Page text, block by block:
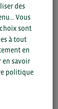
des
Vous
sont
à tout
en
en savoir
politique